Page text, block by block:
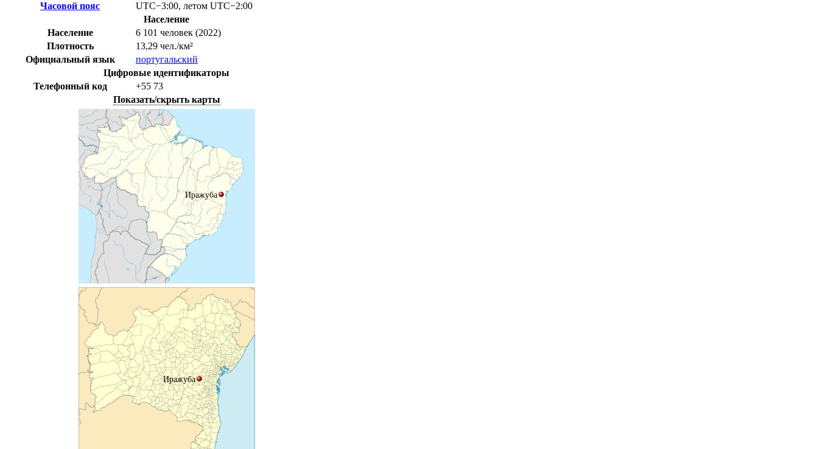
Часовой пояс
UTC−3:00, летом UTC−2:00
Население
Население
6 101 человек (2022)
Плотность
13,29 чел./км²
Официальный язык
португальский
Цифровые идентификаторы
Телефонный код
+55 73
Показать/скрыть карты
Иражуба
Иражуба